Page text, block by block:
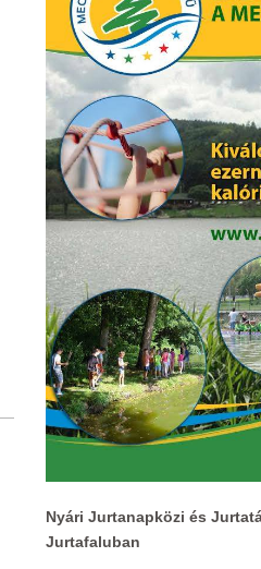
Nyári Jurtanapközi és J
Jurtafaluban